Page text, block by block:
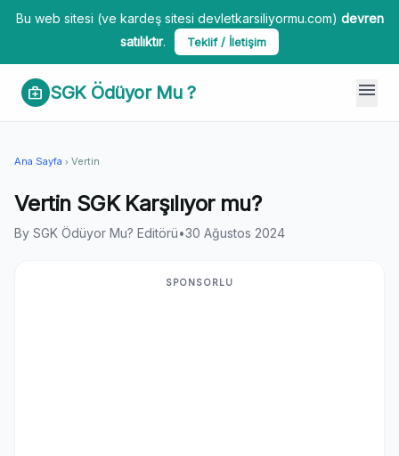
Bu web sitesi (ve kardeş sitesi devletkarsiliyormu.com) devren
satılıktır. Teklif / İletişim
medical_services SGK Ödüyor Mu ? menu
Ana Sayfa chevron_right Vertin
Vertin SGK Karşılıyor mu?
By SGK Ödüyor Mu? Editörü•30 Ağustos 2024
SPONSORLU